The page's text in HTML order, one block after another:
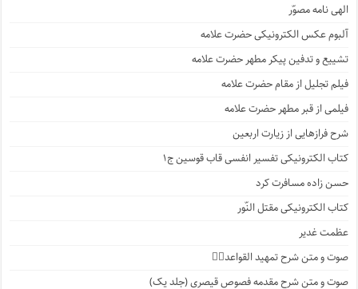
الهی نامه مصوّر
آلبوم عکس الکترونیکی حضرت علامه
تشییع و تدفین پیکر مطهر حضرت علامه
فیلم تجلیل از مقام حضرت علامه
فیلمی از قبر مطهر حضرت علامه
شرح فرازهایی از زیارت اربعین
کتاب الکترونیکی تفسیر انفسی قاب قوسین ج۱
حسن زاده مسافرت کرد
کتاب الکترونیکی مقتل النّور
عظمت غدیر
صوت و متن شرح تمهید القواعد۱️⃣
صوت و متن شرح مقدمه فصوص قیصری (جلد یک)